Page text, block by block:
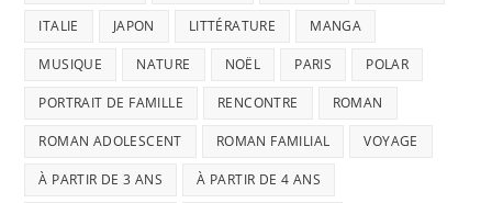
ITALIE JAPON LITTÉRATURE MANGA
MUSIQUE NATURE NOËL PARIS POLAR
PORTRAIT DE FAMILLE RENCONTRE ROMAN
ROMAN ADOLESCENT ROMAN FAMILIAL VOYAGE
À PARTIR DE 3 ANS À PARTIR DE 4 ANS